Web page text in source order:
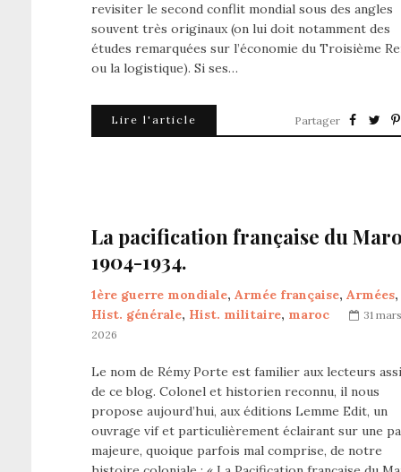
revisiter le second conflit mondial sous des angles
souvent très originaux (on lui doit notamment des
études remarquées sur l’économie du Troisième
ou la logistique). Si ses…
Lire l'article Partager
La pacification française du
1904-1934.
1ère guerre mondiale, Armée française, Armées,
Hist. générale, Hist. militaire, maroc
31 mars
2026
Le nom de Rémy Porte est familier aux lecteurs
de ce blog. Colonel et historien reconnu, il nous
propose aujourd’hui, aux éditions Lemme Edit, un
ouvrage vif et particulièrement éclairant sur une
majeure, quoique parfois mal comprise, de notre